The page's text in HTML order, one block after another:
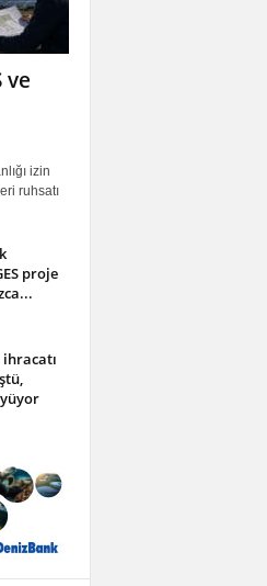
ve
izin
ruhsatı
proje
ihracatı